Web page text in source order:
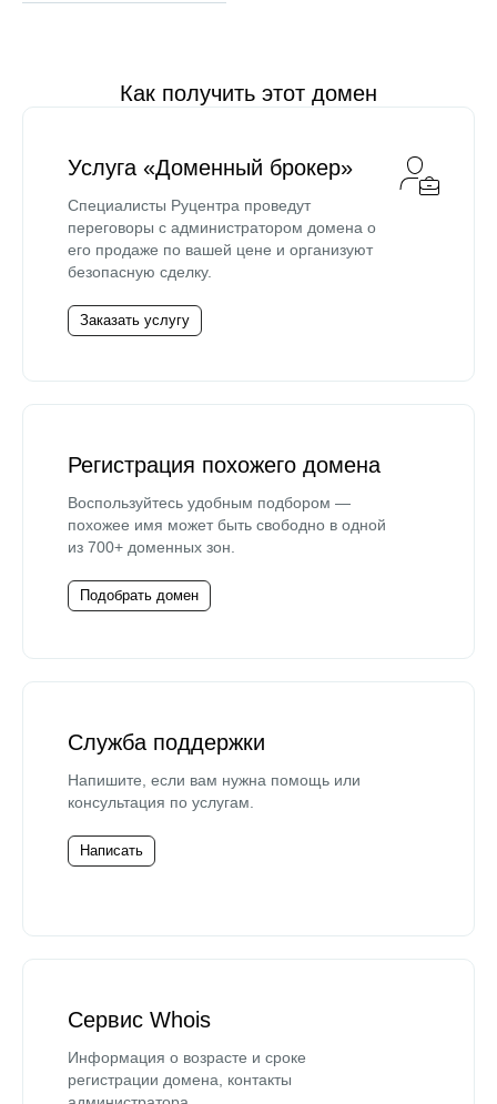
Как получить этот домен
Услуга «Доменный брокер»
Специалисты Руцентра проведут
переговоры с администратором домена о
его продаже по вашей цене и организуют
безопасную сделку.
Заказать услугу
Регистрация похожего домена
Воспользуйтесь удобным подбором —
похожее имя может быть свободно в одной
из 700+ доменных зон.
Подобрать домен
Служба поддержки
Напишите, если вам нужна помощь или
консультация по услугам.
Написать
Сервис Whois
Информация о возрасте и сроке
регистрации домена, контакты